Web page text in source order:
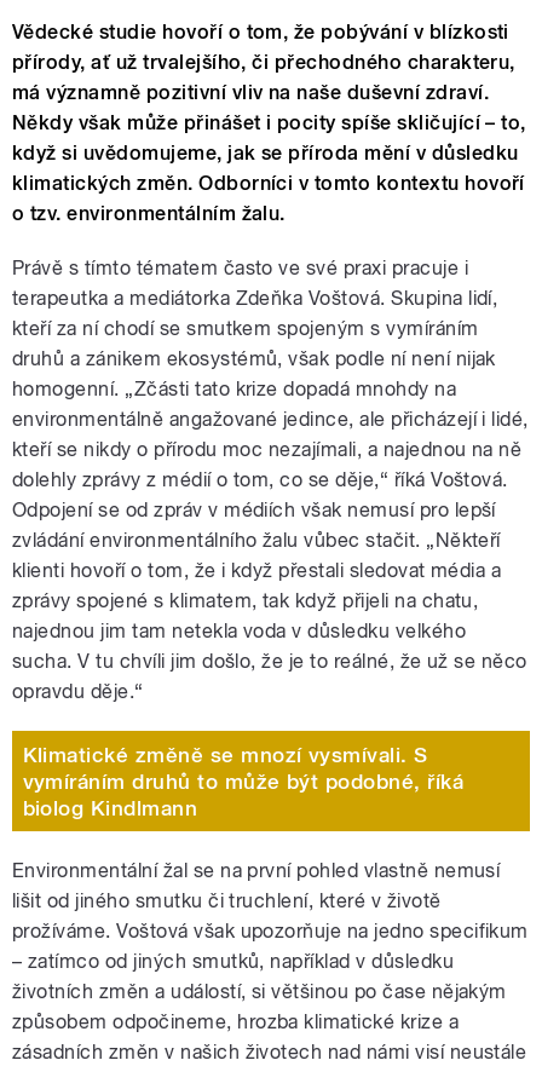
Vědecké studie hovoří o tom, že pobývání v blízkosti
přírody, ať už trvalejšího, či přechodného charakteru,
má významně pozitivní vliv na naše duševní zdraví.
Někdy však může přinášet i pocity spíše skličující – to,
když si uvědomujeme, jak se příroda mění v důsledku
klimatických změn. Odborníci v tomto kontextu hovoří
o tzv. environmentálním žalu.
Právě s tímto tématem často ve své praxi pracuje i
terapeutka a mediátorka Zdeňka Voštová. Skupina lidí,
kteří za ní chodí se smutkem spojeným s vymíráním
druhů a zánikem ekosystémů, však podle ní není nijak
homogenní. „Zčásti tato krize dopadá mnohdy na
environmentálně angažované jedince, ale přicházejí i lidé,
kteří se nikdy o přírodu moc nezajímali, a najednou na ně
dolehly zprávy z médií o tom, co se děje,“ říká Voštová.
Odpojení se od zpráv v médiích však nemusí pro lepší
zvládání environmentálního žalu vůbec stačit. „Někteří
klienti hovoří o tom, že i když přestali sledovat média a
zprávy spojené s klimatem, tak když přijeli na chatu,
najednou jim tam netekla voda v důsledku velkého
sucha. V tu chvíli jim došlo, že je to reálné, že už se něco
opravdu děje.“
Klimatické změně se mnozí vysmívali. S
vymíráním druhů to může být podobné, říká
biolog Kindlmann
Environmentální žal se na první pohled vlastně nemusí
lišit od jiného smutku či truchlení, které v životě
prožíváme. Voštová však upozorňuje na jedno specifikum
– zatímco od jiných smutků, například v důsledku
životních změn a událostí, si většinou po čase nějakým
způsobem odpočineme, hrozba klimatické krize a
zásadních změn v našich životech nad námi visí neustále